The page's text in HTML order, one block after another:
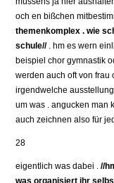
och en bißchen
themenkomplex . wie
schule//. hm es wern
beispiel chor gymnastik
werden auch oft von
irgendwelche
um was . angucken man
auch zeichnen also für
28
eigentlich was dabei .//
was organisiert ihr